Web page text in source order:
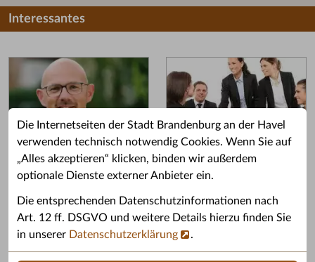
Die Internetseiten der Stadt Brandenburg an der Havel
verwenden technisch notwendig Cookies. Wenn Sie auf
„Alles akzeptieren“ klicken, binden wir außerdem
optionale Dienste externer Anbieter ein.
Die entsprechenden Datenschutzinformationen nach
Art. 12 ff. DSGVO und weitere Details hierzu finden Sie
in unserer Datenschutzerklärung .
Interessantes
Grußwort des OB